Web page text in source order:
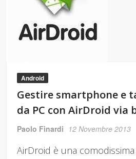
Android
Gestire smartphone e
da PC con AirDroid via
Paolo Finardi 12 Novembre 2013
AirDroid è una